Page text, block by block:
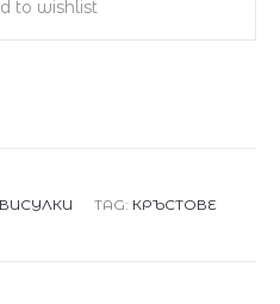
to wishlist
ВИСУЛКИ TAG: КРЪСТОВЕ